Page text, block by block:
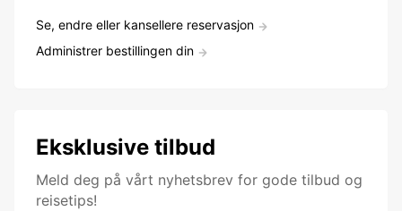
Se, endre eller kansellere reservasjon
Administrer bestillingen din
Eksklusive tilbud
Meld deg på vårt nyhetsbrev for gode tilbud og
reisetips!